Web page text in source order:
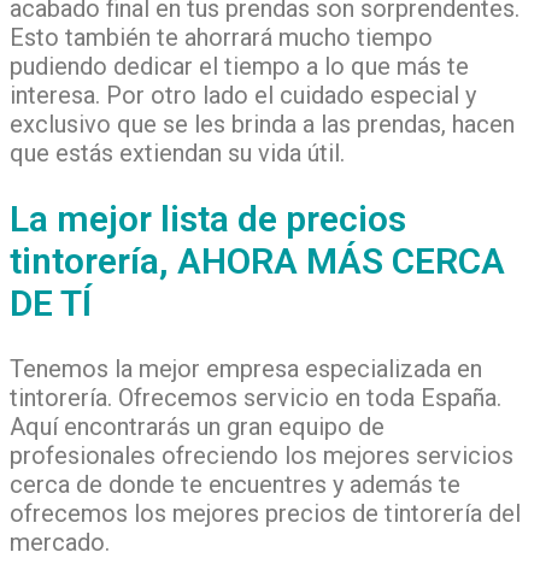
acabado final en tus prendas son sorprendentes.
Esto también te ahorrará mucho tiempo
pudiendo dedicar el tiempo a lo que más te
interesa. Por otro lado el cuidado especial y
exclusivo que se les brinda a las prendas, hacen
que estás extiendan su vida útil.
La mejor lista de precios
tintorería, AHORA MÁS CERCA
DE TÍ
Tenemos la mejor empresa especializada en
tintorería. Ofrecemos servicio en toda España.
Aquí encontrarás un gran equipo de
profesionales ofreciendo los mejores servicios
cerca de donde te encuentres y además te
ofrecemos los mejores precios de tintorería del
mercado.